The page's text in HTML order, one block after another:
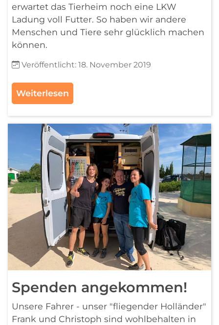
erwartet das Tierheim noch eine LKW
Ladung voll Futter. So haben wir andere
Menschen und Tiere sehr glücklich machen
können.
Details
Veröffentlicht: 18. November 2019
Weiterlesen
Spenden angekommen!
Unsere Fahrer - unser "fliegender Holländer"
Frank und Christoph sind wohlbehalten in